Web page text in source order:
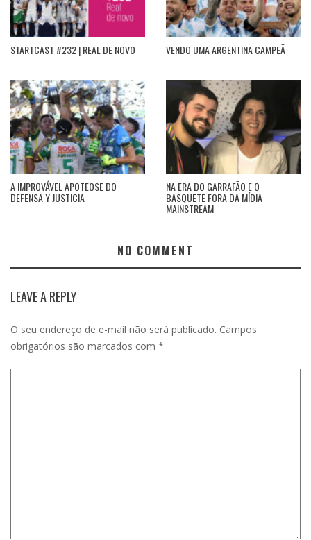
STARTCAST #232 | REAL DE NOVO VENDO UMA ARGENTINA CAMPEÃ
A IMPROVÁVEL APOTEOSE DO
DEFENSA Y JUSTICIA
NA ERA DO GARRAFÃO E O
BASQUETE FORA DA MÍDIA
MAINSTREAM
NO COMMENT
LEAVE A REPLY
O seu endereço de e-mail não será publicado. Campos
obrigatórios são marcados com *